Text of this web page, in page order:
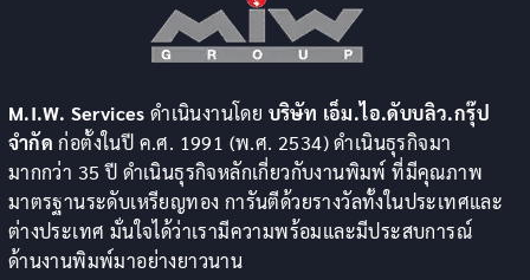
M.I.W. Services ดำเนินงานโดย บริษัท เอ็ม.ไอ.ดับบลิว.กรุ๊ป
จำกัด ก่อตั้งในปี ค.ศ. 1991 (พ.ศ. 2534) ดำเนินธุรกิจมา
มากกว่า 35 ปี ดำเนินธุรกิจหลักเกี่ยวกับงานพิมพ์ ที่มีคุณภาพ
มาตรฐานระดับเหรียญทอง การันตีด้วยรางวัลทั้งในประเทศและ
ต่างประเทศ มั่นใจได้ว่าเรามีความพร้อมและมีประสบการณ์
ด้านงานพิมพ์มาอย่างยาวนาน